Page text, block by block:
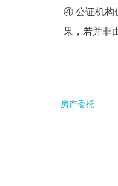
④ 公证机构
果，若并非
房产委托